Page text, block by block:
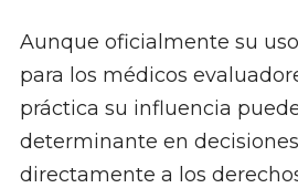
Aunque oficialmente su uso
para los médicos
práctica su influencia
determinante en
directamente a los